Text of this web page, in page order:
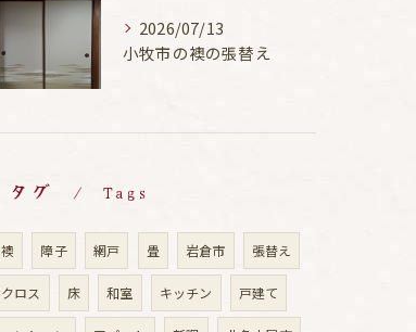
2026/07/13
小牧市の襖の張替え
タグ Tags
襖 障子 網戸 畳 岩倉市 張替え
クロス 床 和室 キッチン 戸建て